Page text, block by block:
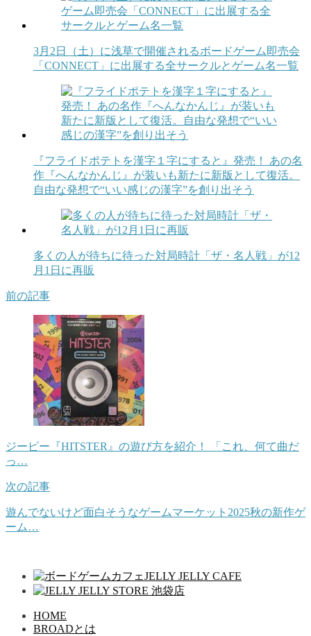
3月2日（土）に浅草で開催されるボードゲーム即売会
「CONNECT」に出展する全サークルとゲーム名一覧
『フライドポテトを漢字１字にすると』発売！ あの名
作『へんなかんじ』が装いも新たに新版として復活。
自由な発想で“いい感じの漢字”を創り出そう
多くの人が待ちに待った対局時計「ザ・名人戦」が12
月1日に再販
前の記事
ジーピー『HITSTER』の遊び方を紹介！ 「これ、何て曲だ
っ…
次の記事
遊んでないけど面白そうなゲームマーケット2025秋の新作ゲ
ーム…
HOME
BROADとは